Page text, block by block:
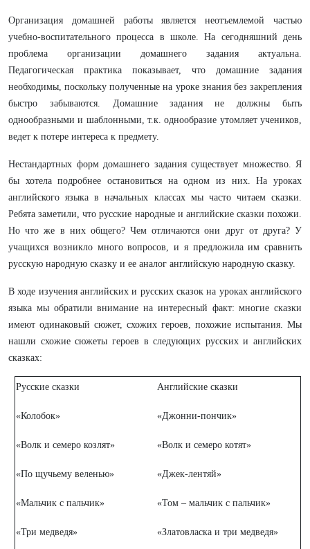
Организация домашней работы является неотъемлемой частью
учебно-воспитательного процесса в школе. На сегодняшний день
проблема организации домашнего задания актуальна.
Педагогическая практика показывает, что домашние задания
необходимы, поскольку полученные на уроке знания без закрепления
быстро забываются. Домашние задания не должны быть
однообразными и шаблонными, т.к. однообразие утомляет учеников,
ведет к потере интереса к предмету.
Нестандартных форм домашнего задания существует множество. Я
бы хотела подробнее остановиться на одном из них. На уроках
английского языка в начальных классах мы часто читаем сказки.
Ребята заметили, что русские народные и английские сказки похожи.
Но что же в них общего? Чем отличаются они друг от друга? У
учащихся возникло много вопросов, и я предложила им сравнить
русскую народную сказку и ее аналог английскую народную сказку.
В ходе изучения английских и русских сказок на уроках английского
языка мы обратили внимание на интересный факт: многие сказки
имеют одинаковый сюжет, схожих героев, похожие испытания. Мы
нашли схожие сюжеты героев в следующих русских и английских
сказках:
Русские сказки Английские сказки
«Колобок» «Джонни-пончик»
«Волк и семеро козлят» «Волк и семеро котят»
«По щучьему веленью» «Джек-лентяй»
«Мальчик с пальчик» «Том – мальчик с пальчик»
«Три медведя» «Златовласка и три медведя»